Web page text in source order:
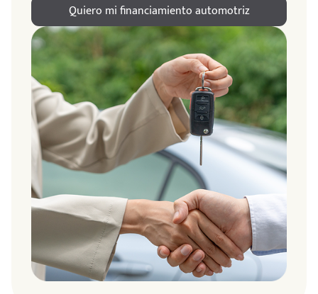
Quiero mi financiamiento automotriz